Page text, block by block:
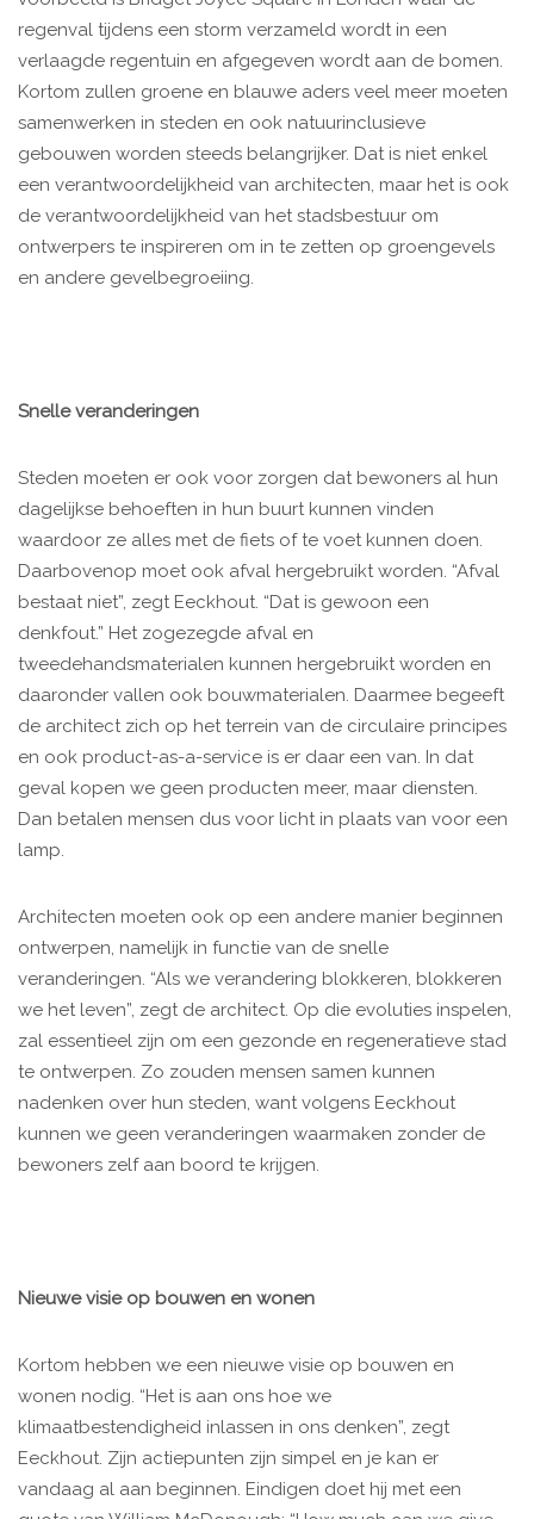
regenval tijdens een storm verzameld wordt in een
verlaagde regentuin en afgegeven wordt aan de bomen.
Kortom zullen groene en blauwe aders veel meer moeten
samenwerken in steden en ook natuurinclusieve
gebouwen worden steeds belangrijker. Dat is niet enkel
een verantwoordelijkheid van architecten, maar het is ook
de verantwoordelijkheid van het stadsbestuur om
ontwerpers te inspireren om in te zetten op groengevels
en andere gevelbegroeiing.
Snelle veranderingen
Steden moeten er ook voor zorgen dat bewoners al hun
dagelijkse behoeften in hun buurt kunnen vinden
waardoor ze alles met de fiets of te voet kunnen doen.
Daarbovenop moet ook afval hergebruikt worden. “Afval
bestaat niet”, zegt Eeckhout. “Dat is gewoon een
denkfout.” Het zogezegde afval en
tweedehandsmaterialen kunnen hergebruikt worden en
daaronder vallen ook bouwmaterialen. Daarmee begeeft
de architect zich op het terrein van de circulaire principes
en ook product-as-a-service is er daar een van. In dat
geval kopen we geen producten meer, maar diensten.
Dan betalen mensen dus voor licht in plaats van voor een
lamp.
Architecten moeten ook op een andere manier beginnen
ontwerpen, namelijk in functie van de snelle
veranderingen. “Als we verandering blokkeren, blokkeren
we het leven”, zegt de architect. Op die evoluties inspelen,
zal essentieel zijn om een gezonde en regeneratieve stad
te ontwerpen. Zo zouden mensen samen kunnen
nadenken over hun steden, want volgens Eeckhout
kunnen we geen veranderingen waarmaken zonder de
bewoners zelf aan boord te krijgen.
Nieuwe visie op bouwen en wonen
Kortom hebben we een nieuwe visie op bouwen en
wonen nodig. “Het is aan ons hoe we
klimaatbestendigheid inlassen in ons denken”, zegt
Eeckhout. Zijn actiepunten zijn simpel en je kan er
vandaag al aan beginnen. Eindigen doet hij met een